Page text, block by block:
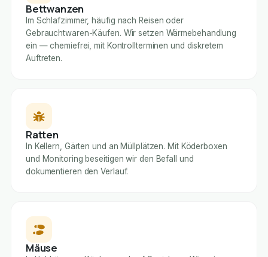
Bettwanzen
Im Schlafzimmer, häufig nach Reisen oder
Gebrauchtwaren-Käufen. Wir setzen Wärmebehandlung
ein — chemiefrei, mit Kontrollterminen und diskretem
Auftreten.
Ratten
In Kellern, Gärten und an Müllplätzen. Mit Köderboxen
und Monitoring beseitigen wir den Befall und
dokumentieren den Verlauf.
Mäuse